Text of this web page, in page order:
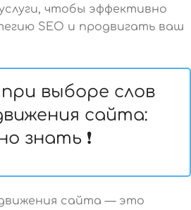
чтобы эффективно
SEO и продвигать ваш
выборе слов
сайта:
знать ❗
сайта — это